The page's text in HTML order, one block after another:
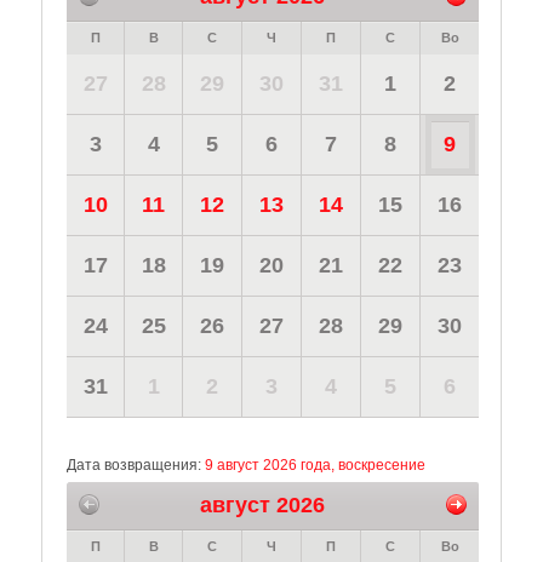
П В С Ч П С Во
27 28 29 30 31 1 2
3 4 5 6 7 8 9
10 11 12 13 14 15 16
17 18 19 20 21 22 23
24 25 26 27 28 29 30
31 1 2 3 4 5 6
Дата возвращения: 9 август 2026 года, воскресение
август 2026
П В С Ч П С Во